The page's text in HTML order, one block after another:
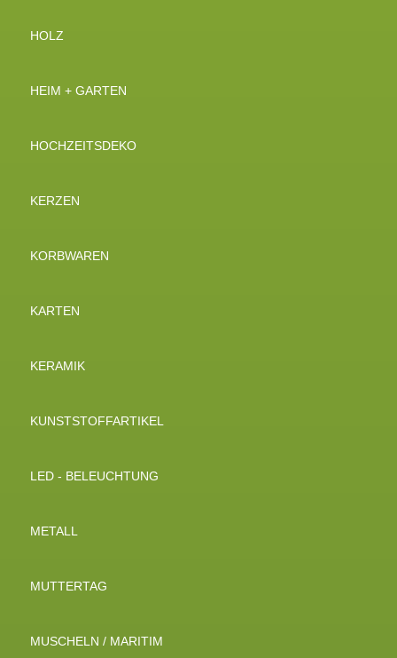
HOLZ
HEIM + GARTEN
HOCHZEITSDEKO
KERZEN
KORBWAREN
KARTEN
KERAMIK
KUNSTSTOFFARTIKEL
LED - BELEUCHTUNG
METALL
MUTTERTAG
MUSCHELN / MARITIM